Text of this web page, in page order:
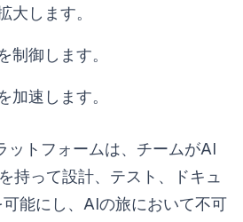
大します。
制御します。
加速します。
ットフォームは、チームがAI
持って設計、テスト、ドキュ
能にし、AIの旅において不可